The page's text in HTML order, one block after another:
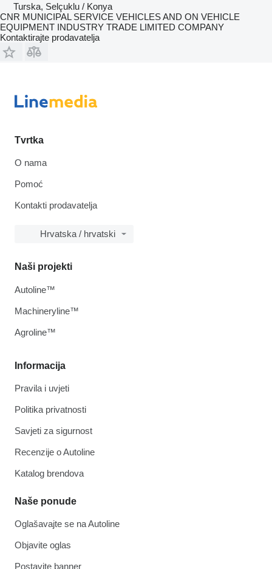
Turska, Selçuklu / Konya
CNR MUNICIPAL SERVICE VEHICLES AND ON VEHICLE
EQUIPMENT INDUSTRY TRADE LIMITED COMPANY
Kontaktirajte prodavatelja
Tvrtka
O nama
Pomoć
Kontakti prodavatelja
Hrvatska / hrvatski
Informacija
Pravila i uvjeti
Politika privatnosti
Savjeti za sigurnost
Recenzije o Autoline
Katalog brendova
Naše ponude
Oglašavajte se na Autoline
Objavite oglas
Postavite banner
Naši projekti
Autoline™
Machineryline™
Agroline™